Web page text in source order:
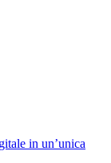
in un’unica